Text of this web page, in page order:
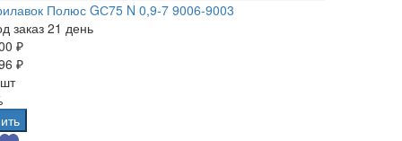
Полюс GС75 N 0,9-7 9006-9003
заказ 21 день
₽
₽